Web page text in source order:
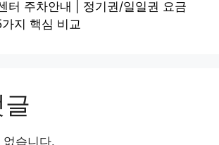
터 주차안내 | 정기권/일일권 요금
지 핵심 비교
없습니다.